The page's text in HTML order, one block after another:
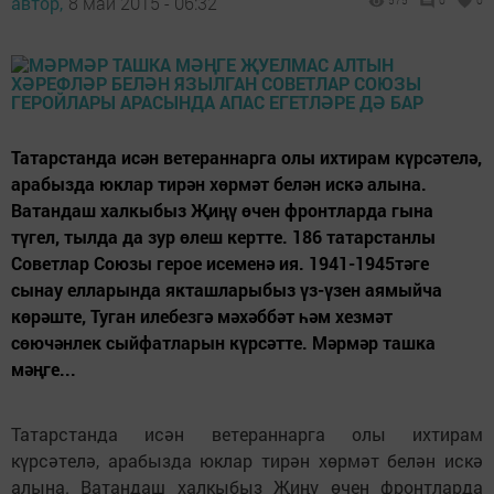
Татарстанда исән ветераннарга олы ихтирам күрсәтелә,
арабызда юклар тирән хөрмәт белән искә алына.
Ватандаш халкыбыз Җиңү өчен фронтларда гына
түгел, тылда да зур өлеш кертте. 186 татарстанлы
Советлар Союзы герое исеменә ия. 1941-1945тәге
сынау елларында якташларыбыз үз-үзен аямыйча
көрәште, Туган илебезгә мәхәббәт һәм хезмәт
сөючәнлек сыйфатларын күрсәтте. Мәрмәр ташка
мәңге...
Татарстанда исән ветераннарга олы ихтирам
күрсәтелә, арабызда юклар тирән хөрмәт белән искә
алына. Ватандаш халкыбыз Җиңү өчен фронтларда